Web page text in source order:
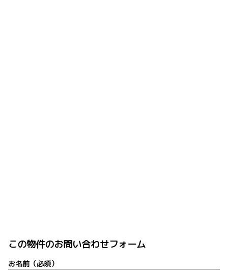
この物件のお問い合わせフォーム
お名前（必須）